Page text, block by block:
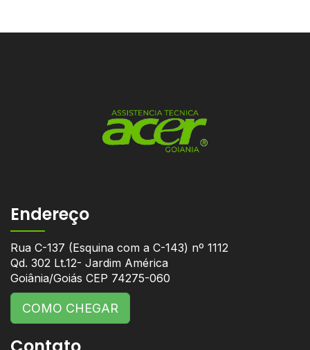
Endereço
Rua C-137 (Esquina com a C-143) nº 1112
Qd. 302 Lt.12- Jardim América
Goiânia/Goiás CEP 74275-060
COMO CHEGAR